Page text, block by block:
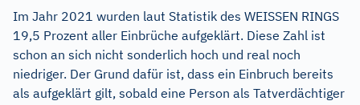
Im Jahr 2021 wurden laut Statistik des WEISSEN RINGS
19,5 Prozent aller Einbrüche aufgeklärt. Diese Zahl ist
schon an sich nicht sonderlich hoch und real noch
niedriger. Der Grund dafür ist, dass ein Einbruch bereits
als aufgeklärt gilt, sobald eine Person als Tatverdächtiger